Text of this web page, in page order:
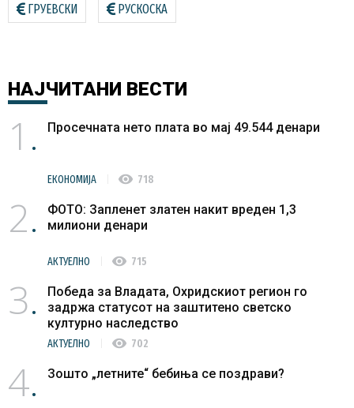
ГРУЕВСКИ РУСКОСКА
НАЈЧИТАНИ ВЕСТИ
1 Просечната нето плата во мај 49.544 денари
ЕКОНОМИЈА visibility 718
2
ФОТО: Запленет златен накит вреден 1,3
милиони денари
АКТУЕЛНО visibility 715
3
Победа за Владата, Охридскиот регион го
задржа статусот на заштитено светско
културно наследство
АКТУЕЛНО visibility 702
4 Зошто „летните“ бебиња се поздрави?